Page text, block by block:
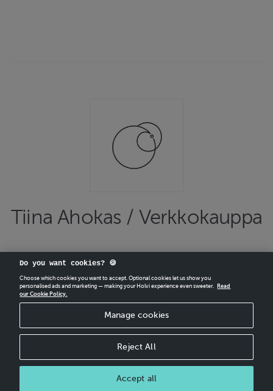
Tiina Ahokas / Verkkokauppa
CREATEYOUR OWN HOLVI ONLINE STORE IN MINUTES.
Do you want cookies? 🍪
Choose which cookies you want to accept. Optional cookies let us show you
personalised ads and marketing — making your Holvi experience even sweeter.
Read
our Cookie Policy.
Manage cookies
Reject All
Accept all